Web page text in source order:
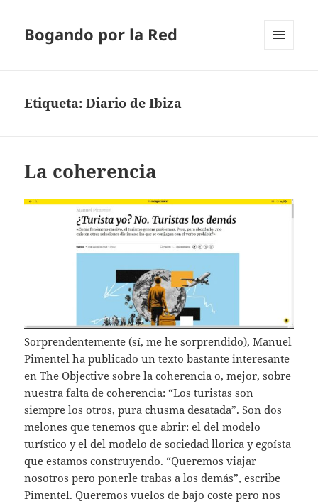
Bogando por la Red
Etiqueta:Diario de Ibiza
La coherencia
Sorprendentemente (sí, me he sorprendido), Manuel
Pimentel ha publicado un texto bastante interesante
en The Objective sobre la coherencia o, mejor, sobre
nuestra falta de coherencia: “Los turistas son
siempre los otros, pura chusma desatada”. Son dos
melones que tenemos que abrir: el del modelo
turístico y el del modelo de sociedad llorica y egoísta
que estamos construyendo. “Queremos viajar
nosotros pero ponerle trabas a los demás”, escribe
Pimentel. Queremos vuelos de bajo coste pero nos